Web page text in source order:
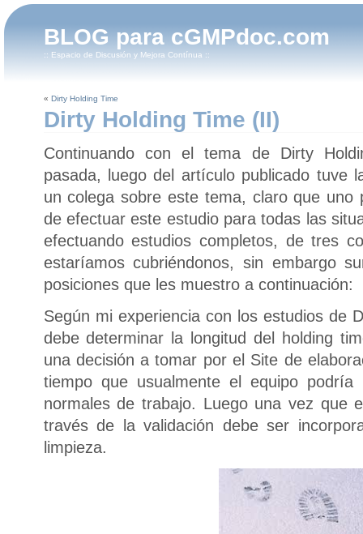
BLOG para cGMPdoc.com
:: Espacio de Discusión y Mejora Contínua ::
« Dirty Holding Time
Dirty Holding Time (II)
Continuando con el tema de Dirty
pasada, luego del artículo publicado tuve
un colega sobre este tema, claro que
de efectuar este estudio para todas las
efectuando estudios completos, de tres
estaríamos cubriéndonos, sin embargo
posiciones que les muestro a continuación:
Según mi experiencia con los estudios de
debe determinar la longitud del holding
una decisión a tomar por el Site de
tiempo que usualmente el equipo podría
normales de trabajo. Luego una vez que
través de la validación debe ser
limpieza.